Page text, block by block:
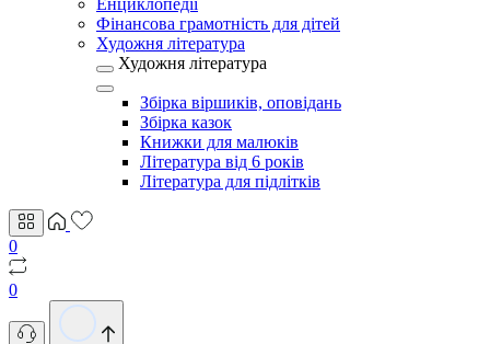
Енциклопедії
Фінансова грамотність для дітей
Художня література
Художня література
Збірка віршиків, оповідань
Збірка казок
Книжки для малюків
Література від 6 років
Література для підлітків
0
0